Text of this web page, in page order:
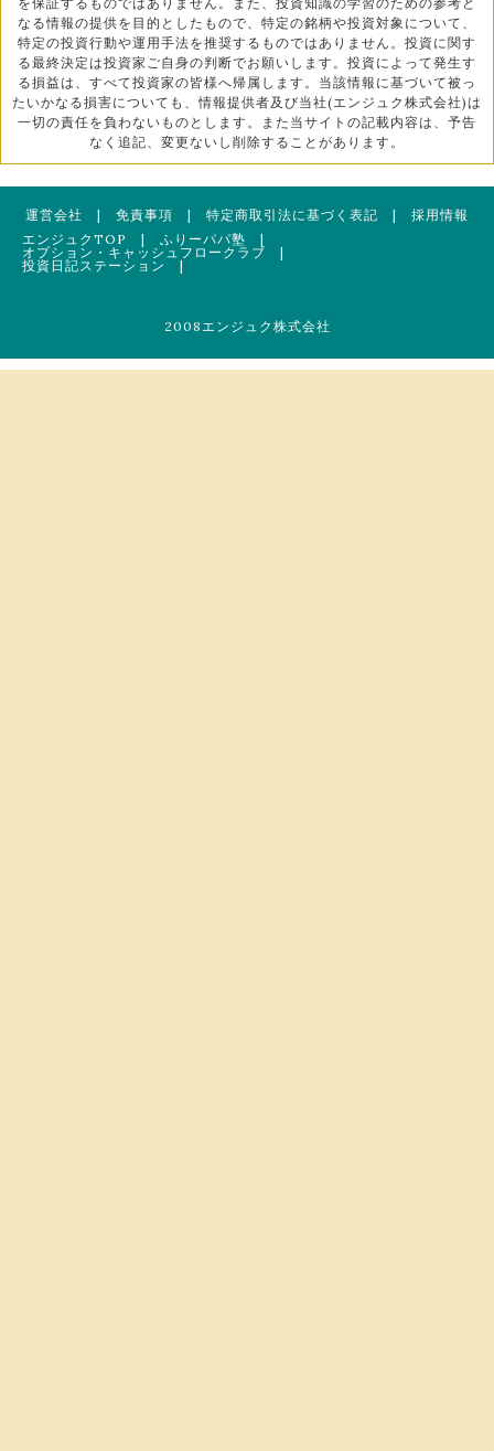
なる情報の提供を目的としたもので、特定の銘柄や投資対象について、
特定の投資行動や運用手法を推奨するものではありません。投資に関す
る最終決定は投資家ご自身の判断でお願いします。投資によって発生す
る損益は、すべて投資家の皆様へ帰属します。当該情報に基づいて被っ
たいかなる損害についても、情報提供者及び当社(エンジュク株式会社)は
一切の責任を負わないものとします。また当サイトの記載内容は、予告
なく追記、変更ないし削除することがあります。
運営会社 | 免責事項 | 特定商取引法に基づく表記 | 採用情報
エンジュクTOP
| ふりーパパ塾 |
オプション・キャッシュフロークラブ |
投資日記ステーション
|
2008エンジュク株式会社